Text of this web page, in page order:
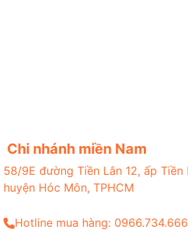
Chi nhánh miền Nam
58/9E đường Tiền Lân 12, ấp Tiền
huyện Hóc Môn, TPHCM
Hotline mua hàng: 0966.734.666